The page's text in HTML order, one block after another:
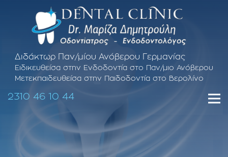
Διδάκτωρ Παν/μίου Ανόβερου Γερμανίας
Ειδικευθείσα στην Ενδοδοντία στο Παν/μιο Ανόβερου
Μετεκπαιδευθείσα στην Παιδοδοντία στο Βερολίνο
2310 46 10 44